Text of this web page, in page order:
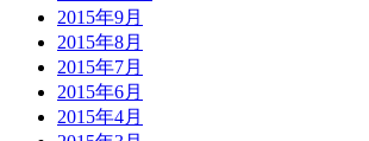
2015年9月
2015年8月
2015年7月
2015年6月
2015年4月